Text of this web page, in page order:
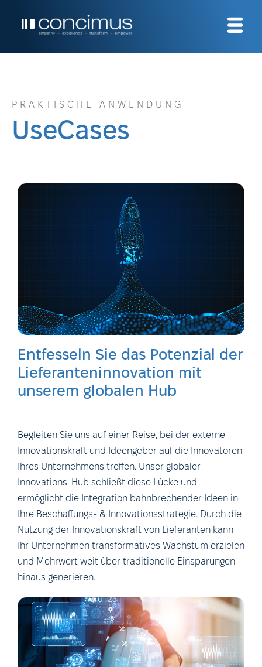
PRAKTISCHE ANWENDUNG
UseCases
Entfesseln Sie das Potenzial der
Lieferanteninnovation mit
unserem globalen Hub
Begleiten Sie uns auf einer Reise, bei der externe
Innovationskraft und Ideengeber auf die Innovatoren
Ihres Unternehmens treffen. Unser globaler
Innovations-Hub schließt diese Lücke und
ermöglicht die Integration bahnbrechender Ideen in
Ihre Beschaffungs- & Innovationsstrategie. Durch die
Nutzung der Innovationskraft von Lieferanten kann
Ihr Unternehmen transformatives Wachstum erzielen
und Mehrwert weit über traditionelle Einsparungen
hinaus generieren.